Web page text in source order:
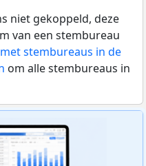
niet gekoppeld, deze
van een stembureau
stembureaus in de
om alle stembureaus in